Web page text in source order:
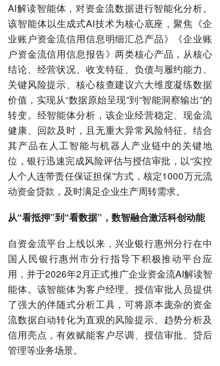
AI解读智能体，对资金流数据进行智能化分析。
该智能体以生成式AI技术为核心底座，聚焦《企
业账户资金流信用信息明细汇总产品》《企业账
户资金流信用信息报告》两类核心产品，从核心
结论、经营状况、收支特征、负债与履约能力、
关键风险提示、核心核查建议六大维度凝练数据
价值，实现从“数据原始呈现”到“智能洞察输出”的
转变。经智能体分析，该企业经营稳定、现金流
健康、回款及时，且无重大异常风险特征。结合
其产品在人工智能与机器人产业链中的关键地
位，银行迅速完成风险评估与授信审批，以“实控
人个人连带责任保证担保”方式，核定1000万元流
动资金贷款，及时满足企业生产周转需求。
从“看抵押”到“看数据”，数智融合激活科创动能
自资金流平台上线以来，兴业银行惠州分行在中
国人民银行惠州市分行指导下积极推动平台应
用，并于2026年2月正式推广企业资金流AI解读智
能体。该智能体为客户经理、授信审批人员提供
了强大的伴随式分析工具，可将原本庞杂的资金
流数据自动转化为直观的风险提示、趋势分析及
信用亮点，有效赋能客户尽调、授信审批、贷后
管理等业务场景。